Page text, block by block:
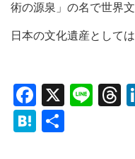
術の源泉」の名で世界
日本の文化遺産としては
X Line
Hatena